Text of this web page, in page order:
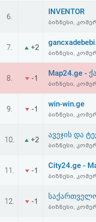
შეთანხმება
უარყოფა
6.
INVENTOR
ბიზნესი,
7. +2
ბიზნესი,
8. -1
Map24.ge -
ბიზნესი,
9. -1
win-win.ge
ბიზნესი,
10. +2
ავეჯის და
ბიზნესი,
11. -1
City24.ge -
ბიზნესი,
12. -1
ბიზნესი,